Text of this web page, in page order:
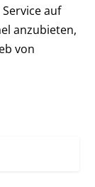
auf
anzubieten,
von